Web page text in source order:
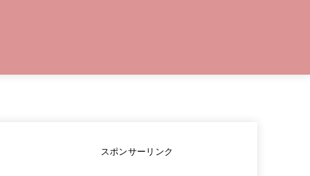
スポンサーリンク